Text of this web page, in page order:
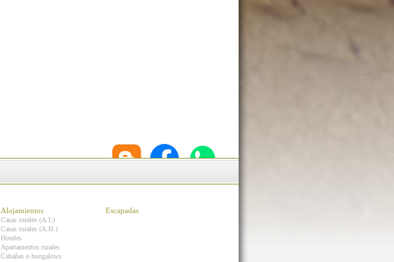
Alojamientos
Casas rurales (A.I.)
Casas rurales (A.H.)
Hoteles
Apartamentos rurales
Cabañas o bungalows
Escapadas